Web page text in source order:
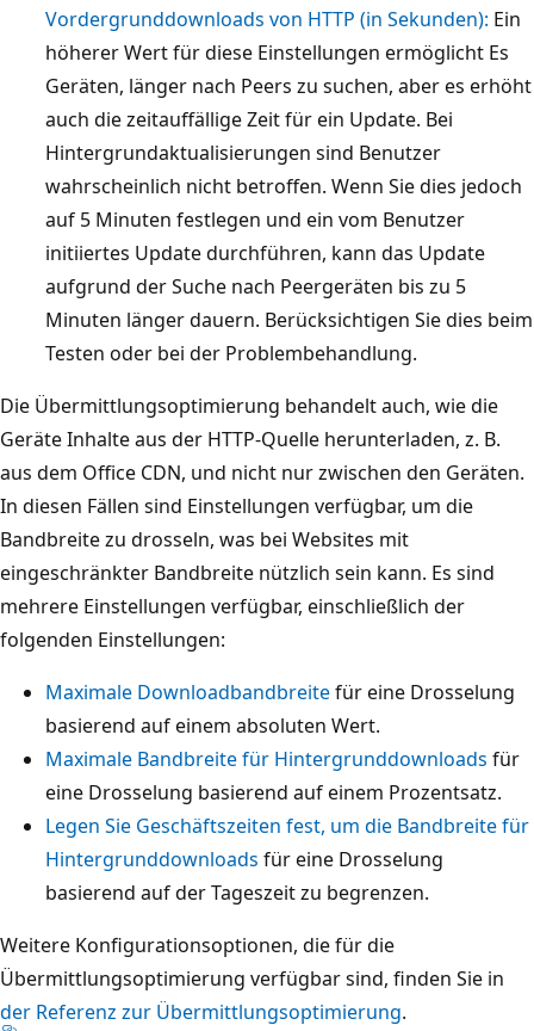
Vordergrunddownloads von HTTP (in Sekunden): Ein
höherer Wert für diese Einstellungen ermöglicht Es
Geräten, länger nach Peers zu suchen, aber es erhöht
auch die zeitauffällige Zeit für ein Update. Bei
Hintergrundaktualisierungen sind Benutzer
wahrscheinlich nicht betroffen. Wenn Sie dies jedoch
auf 5 Minuten festlegen und ein vom Benutzer
initiiertes Update durchführen, kann das Update
aufgrund der Suche nach Peergeräten bis zu 5
Minuten länger dauern. Berücksichtigen Sie dies beim
Testen oder bei der Problembehandlung.
Die Übermittlungsoptimierung behandelt auch, wie die
Geräte Inhalte aus der HTTP-Quelle herunterladen, z. B.
aus dem Office CDN, und nicht nur zwischen den Geräten.
In diesen Fällen sind Einstellungen verfügbar, um die
Bandbreite zu drosseln, was bei Websites mit
eingeschränkter Bandbreite nützlich sein kann. Es sind
mehrere Einstellungen verfügbar, einschließlich der
folgenden Einstellungen:
Maximale Downloadbandbreitefür eine Drosselung
basierend auf einem absoluten Wert.
Maximale Bandbreite für Hintergrunddownloads für
eine Drosselung basierend auf einem Prozentsatz.
Legen Sie Geschäftszeiten fest, um die Bandbreite für
Hintergrunddownloads für eine Drosselung
basierend auf der Tageszeit zu begrenzen.
Weitere Konfigurationsoptionen, die für die
Übermittlungsoptimierung verfügbar sind, finden Sie in
der Referenz zur Übermittlungsoptimierung.